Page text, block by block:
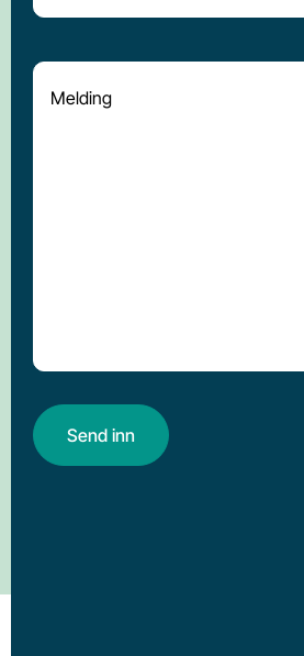
Melding*